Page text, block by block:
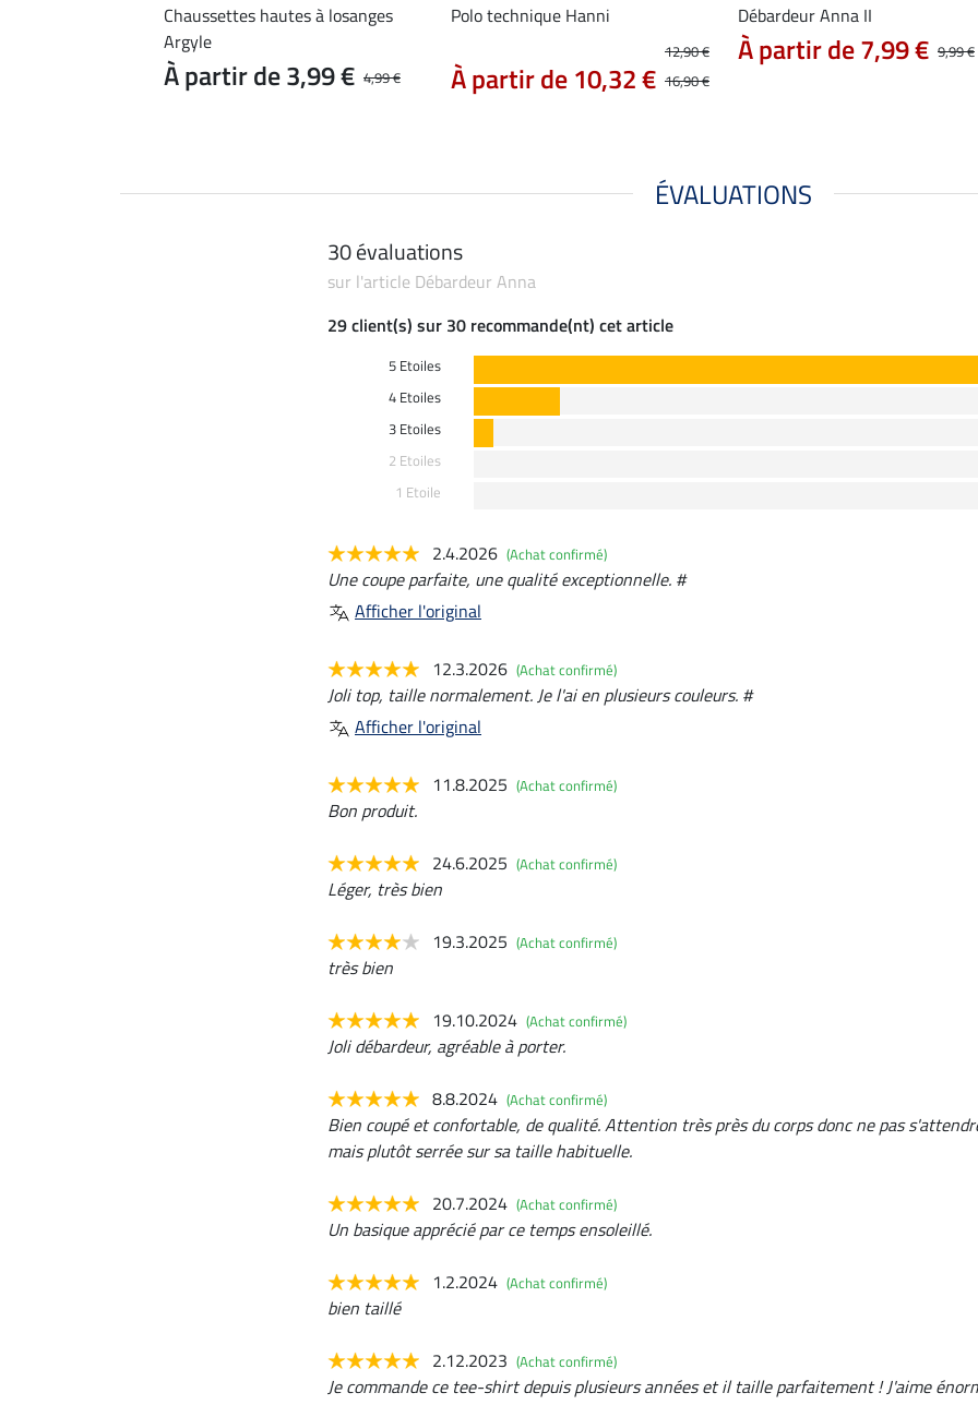
Chaussettes hautes à losanges
Argyle
4,99 €
À partir de 3,99 €
Polo technique Hanni
12,90 €
16,90 €
À partir de 10,32 €
Débardeur Anna II
9,99 €
À partir de 7,99 €
ÉVALUATIONS
30 évaluations
sur l'article Débardeur Anna
29 client(s) sur 30 recommande(nt) cet article
5 Etoiles
4 Etoiles
3 Etoiles
2 Etoiles
1 Etoile
2.4.2026 (Achat confirmé)
Une coupe parfaite, une qualité exceptionnelle. #
Afficher l'original
12.3.2026 (Achat confirmé)
Joli top, taille normalement. Je l'ai en plusieurs couleurs. #
Afficher l'original
11.8.2025 (Achat confirmé)
Bon produit.
24.6.2025 (Achat confirmé)
Léger, très bien
19.3.2025 (Achat confirmé)
très bien
19.10.2024 (Achat confirmé)
Joli débardeur, agréable à porter.
8.8.2024 (Achat confirmé)
Bien coupé et confortable, de qualité. Attention très près du corps donc ne pas
mais plutôt serrée sur sa taille habituelle.
20.7.2024 (Achat confirmé)
Un basique apprécié par ce temps ensoleillé.
1.2.2024 (Achat confirmé)
bien taillé
2.12.2023 (Achat confirmé)
Je commande ce tee-shirt depuis plusieurs années et il taille parfaitement ! J'aime